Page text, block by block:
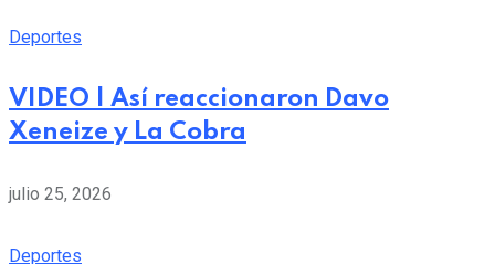
Deportes
VIDEO | Así reaccionaron Davo
Xeneize y La Cobra
julio 25, 2026
Deportes